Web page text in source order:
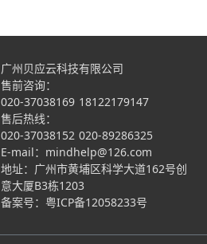
广州贝应云科技有限公司
售前咨询：
020-37038169 18122179147
售后热线：
020-37038152 020-89286325
E-mail：mindhelp@126.com
地址：广州市黄埔区科学大道162号创
意大厦B3栋1203
备案号： 粤ICP备12058233号